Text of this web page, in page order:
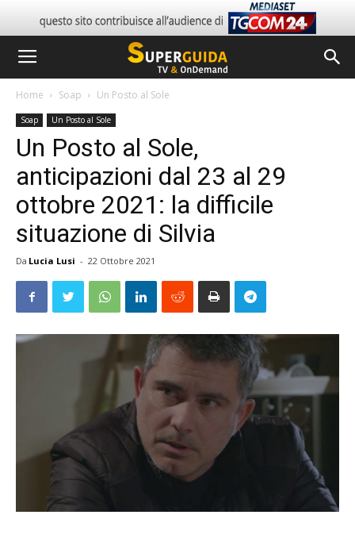
Home Soap Un Posto al Sole
Soap Un Posto al Sole
Un Posto al Sole,
anticipazioni dal 23 al 29
ottobre 2021: la difficile
situazione di Silvia
Da Lucia Lusi - 22 Ottobre 2021